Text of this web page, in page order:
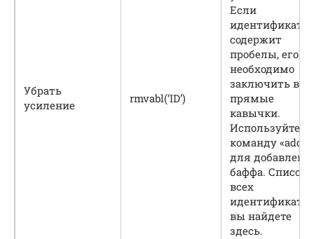
Убрать
усиление
rmvabl(‘ID’)
Если
идентификатор
содержит
пробелы, его
необходимо
заключить в
прямые
кавычки.
Используйте
команду
для
баффа. Список
всех
вы найдете
здесь.